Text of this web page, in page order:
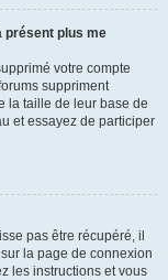
présent plus me
votre compte
suppriment
la taille de leur base de
et essayez de participer
pas être récupéré, il
la page de connexion
les instructions et vous